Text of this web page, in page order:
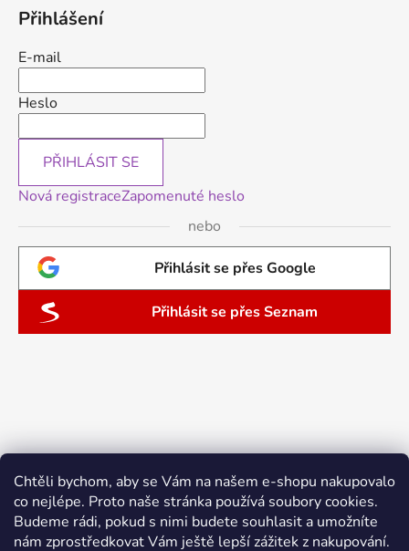
Chtěli bychom, aby se Vám na našem e-shopu nakupovalo
co nejlépe. Proto naše stránka používá soubory cookies.
Budeme rádi, pokud s nimi budete souhlasit a umožníte
nám zprostředkovat Vám ještě lepší zážitek z nakupování.
Přihlášení
E-mail
Heslo
PŘIHLÁSIT SE
Nová registraceZapomenuté heslo
nebo
Přihlásit se přes Google
Přihlásit se přes Seznam